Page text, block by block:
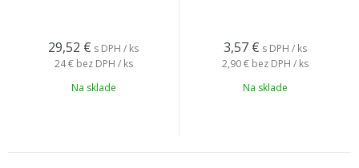
29,52 € s DPH / ks
24 € bez DPH / ks
Na sklade
3,57 € s DPH / ks
2,90 € bez DPH / ks
Na sklade